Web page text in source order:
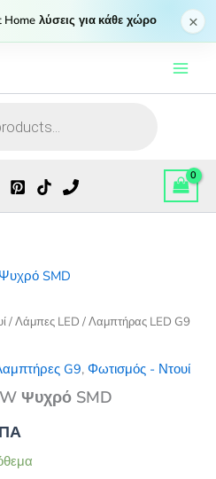
λύσεις για κάθε χώρο ×
/Λάμπες LED / Λαμπτήρας LED G9
G9, Φωτισμός - Ντουί
Ψυχρό SMD